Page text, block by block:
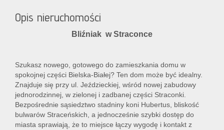
Opis nieruchomości
Bliźniak w Straconce
Szukasz nowego, gotowego do zamieszkania domu w
spokojnej części Bielska-Białej? Ten dom może być idealny.
Znajduje się przy ul. Jeździeckiej, wśród nowej zabudowy
jednorodzinnej, w zielonej i zadbanej części Straconki.
Bezpośrednie sąsiedztwo stadniny koni Hubertus, bliskość
bulwarów Straceńskich, a jednocześnie szybki dostęp do
miasta sprawiają, że to miejsce łączy wygodę i kontakt z